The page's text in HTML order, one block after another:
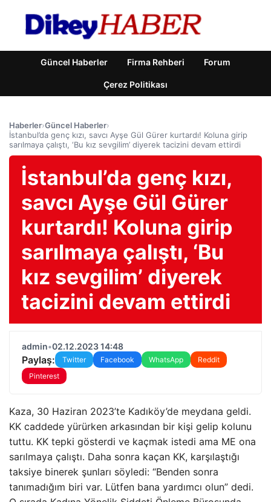
Güncel Haberler Firma Rehberi Forum
Çerez Politikası
Haberler›Güncel Haberler›
İstanbul’da genç kızı, savcı Ayşe Gül Gürer kurtardı! Koluna girip
sarılmaya çalıştı, ‘Bu kız sevgilim’ diyerek tacizini devam ettirdi
İstanbul’da genç kızı,
savcı Ayşe Gül Gürer
kurtardı! Koluna girip
sarılmaya çalıştı, ‘Bu
kız sevgilim’ diyerek
tacizini devam ettirdi
admin•02.12.2023 14:48
Paylaş: Twitter Facebook WhatsApp
Reddit
Pinterest
Kaza, 30 Haziran 2023’te Kadıköy’de meydana geldi.
KK caddede yürürken arkasından bir kişi gelip kolunu
tuttu. KK tepki gösterdi ve kaçmak istedi ama ME ona
sarılmaya çalıştı. Daha sonra kaçan KK, karşılaştığı
taksiye binerek şunları söyledi: “Benden sonra
tanımadığım biri var. Lütfen bana yardımcı olun” dedi.